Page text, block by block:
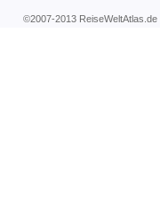
©2007-2013